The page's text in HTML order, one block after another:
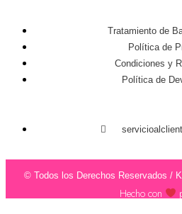
Tratamiento de
Política de
Condiciones y
Política de
© Todos los Derechos Reservados /
Hecho con